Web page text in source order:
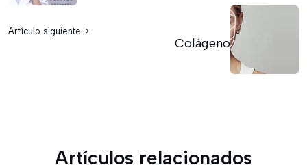
Artículo siguiente
Colágeno
Artículos relacionados